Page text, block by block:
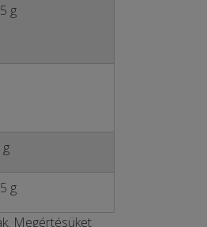
g
g
g
Megértésüket